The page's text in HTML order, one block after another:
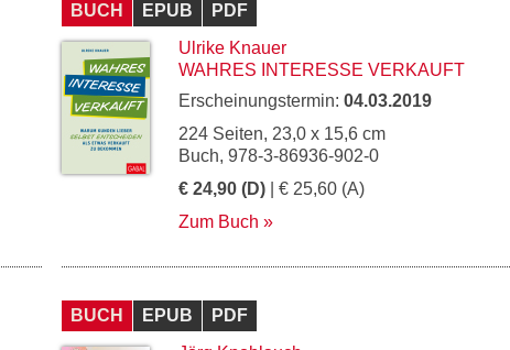
BUCH EPUB
PDF
Ulrike Knauer
WAHRES INTERESSE VERKAUFT
Erscheinungstermin: 04.03.2019
224 Seiten, 23,0 x 15,6 cm
Buch, 978-3-86936-902-0
€ 24,90 (D) | € 25,60 (A)
Zum Buch
BUCH EPUB
PDF